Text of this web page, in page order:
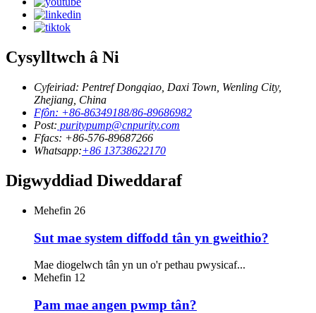
Cysylltwch â Ni
Cyfeiriad: Pentref Dongqiao, Daxi Town, Wenling City,
Zhejiang, China
Ffôn: +86-86349188/86-89686982
Post: puritypump@cnpurity.com
Ffacs: +86-576-89687266
Whatsapp:+86 13738622170
Digwyddiad Diweddaraf
Mehefin 26
Sut mae system diffodd tân yn gweithio?
Mae diogelwch tân yn un o'r pethau pwysicaf...
Mehefin 12
Pam mae angen pwmp tân?